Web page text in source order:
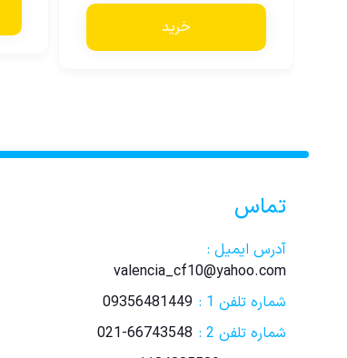
خرید
تماس
آدرس ایمیل :
valencia_cf10@yahoo.com
شماره تلفن 1 :
09356481449
شماره تلفن 2 :
021-66743548